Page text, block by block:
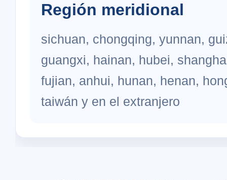
Región meridional
sichuan, chongqing, yunnan,
guangxi, hainan, hubei,
fujian, anhui, hunan, henan,
taiwán y en el extranjero